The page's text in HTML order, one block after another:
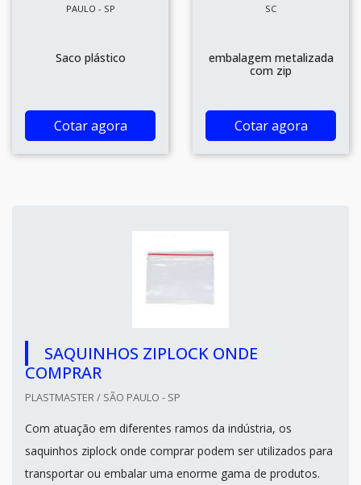
PAULO - SP
Saco plástico
Cotar agora
SC
embalagem metalizada
com zip
Cotar agora
SAQUINHOS ZIPLOCK ONDE
COMPRAR
PLASTMASTER / SÃO PAULO - SP
Com atuação em diferentes ramos da indústria, os
saquinhos ziplock onde comprar podem ser utilizados para
transportar ou embalar uma enorme gama de produtos.